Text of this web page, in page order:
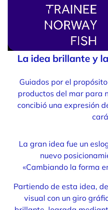
La idea brillante y
Guiados por el
productos del mar para
concibió una expresión
La gran idea fue un
nuevo
«Cambiando la forma
Partiendo de esta idea,
visual con un giro